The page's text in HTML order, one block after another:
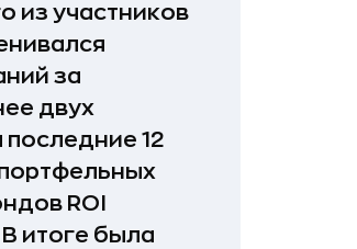
из участников
за
двух
12
ROI
итоге была